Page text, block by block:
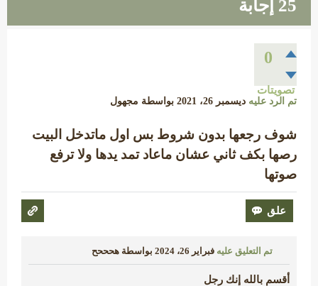
25 إجابة
0
تصويتات
تم الرد عليه ديسمبر 26، 2021 بواسطة مجهول
شوف رجعها بدون شروط بس اول ماتدخل البيت
رصها بكف ثاني عشان ماعاد تمد يدها ولا ترفع
صوتها
تم التعليق عليه فبراير 26، 2024 بواسطة هحححح
أقسم بالله إنك رجل